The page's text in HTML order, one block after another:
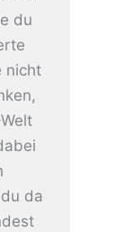
du
nicht
da